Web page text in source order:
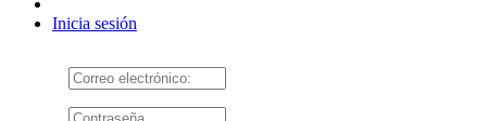
Inicia sesión